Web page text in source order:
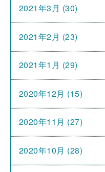
2021年3月 (30)
2021年2月 (23)
2021年1月 (29)
2020年12月 (15)
2020年11月 (27)
2020年10月 (28)